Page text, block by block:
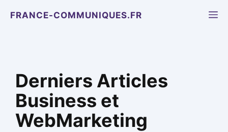
FRANCE-COMMUNIQUES.FR
Derniers Articles
Business et
WebMarketing